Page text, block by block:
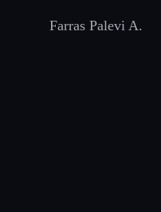
Farras Palevi A.